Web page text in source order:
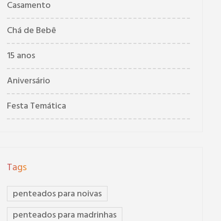
Casamento
Chá de Bebê
15 anos
Aniversário
Festa Temática
Tags
penteados para noivas
penteados para madrinhas